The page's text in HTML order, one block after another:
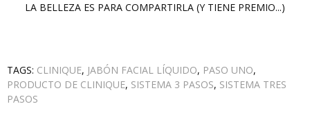
LA BELLEZA ES PARA COMPARTIRLA (Y TIENE PREMIO...)
TAGS: CLINIQUE, JABÓN FACIAL LÍQUIDO, PASO UNO,
PRODUCTO DE CLINIQUE, SISTEMA 3 PASOS, SISTEMA TRES
PASOS